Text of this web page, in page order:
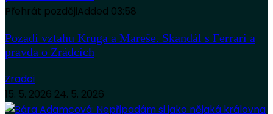
Přehrát pozdějiAdded 03:58
Pozadí vztahu Kruga a Mareše. Skandál s Ferrari a
pravda o Zrádcích
Zradci
15. 5. 2026 24. 5. 2026